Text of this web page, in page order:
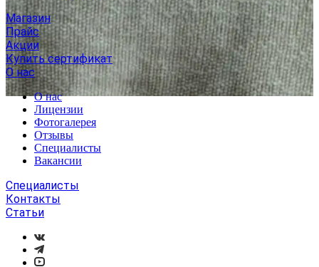
Магазин
Прайс
Акции
Купить сертификат
О нас
О нас
Лицензии
Фотогалерея
Отзывы
Специалисты
Вакансии
Специалисты
Контакты
Статьи